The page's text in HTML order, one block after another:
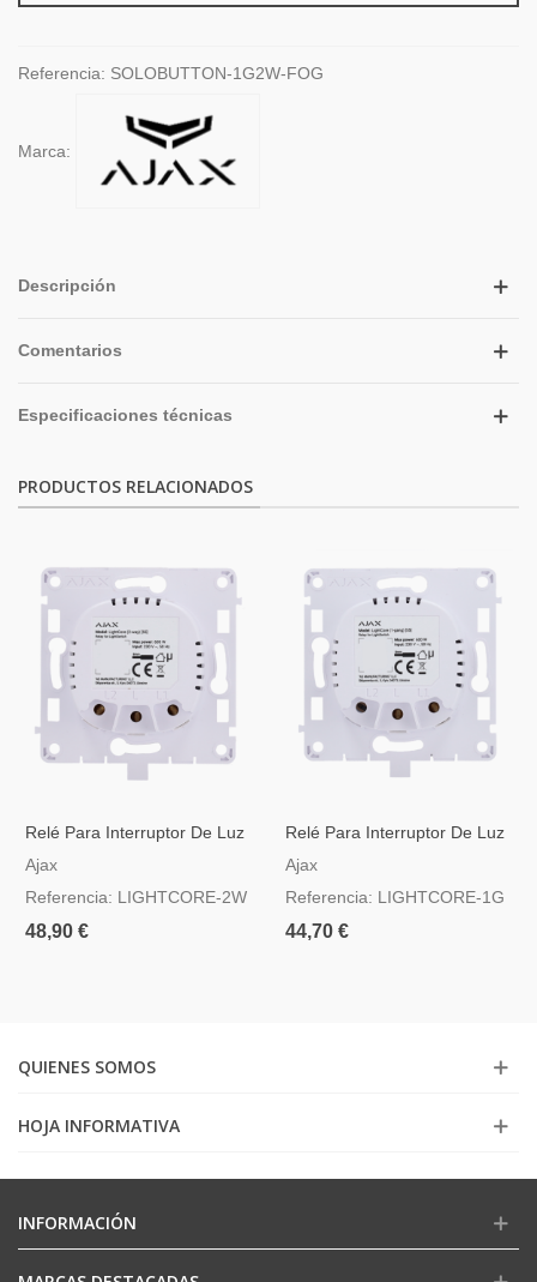
Referencia: SOLOBUTTON-1G2W-FOG
Marca:
Descripción
Comentarios
Especificaciones técnicas
PRODUCTOS RELACIONADOS
Relé Para Interruptor De Luz
Conmutable
Ajax
Referencia: LIGHTCORE-2W
48,90 €
Relé Para Interruptor De Luz
Inteligente Simple
Ajax
Referencia: LIGHTCORE-1G
44,70 €
QUIENES SOMOS
HOJA INFORMATIVA
INFORMACIÓN